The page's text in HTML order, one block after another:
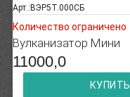
Арт.:ВЭР5Т.000СБ
Количество ограничено
Вулканизатор Мини
11000,0
КУПИТЬ